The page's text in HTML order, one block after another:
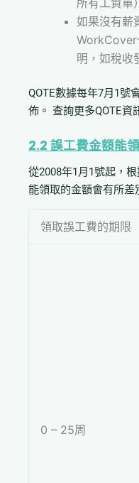
所有工資單
如果沒有薪
WorkCover
明，如稅收
QOTE數據每年7月1號
佈。 查詢更多QOTE資
2.2 誤工費金額能
從2008年1月1號起，
能領取的金額會有所差
領取誤工費的期限
0 – 25周